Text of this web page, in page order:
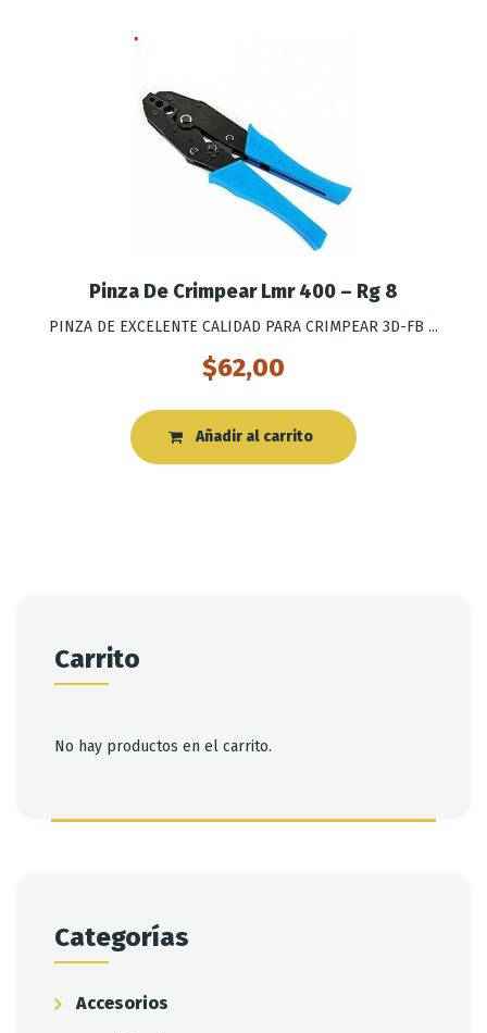
Pinza De Crimpear Lmr 400 – Rg 8
PINZA DE EXCELENTE CALIDAD PARA CRIMPEAR 3D-FB ...
$62,00
Añadir al carrito
Carrito
No hay productos en el carrito.
Categorías
Accesorios